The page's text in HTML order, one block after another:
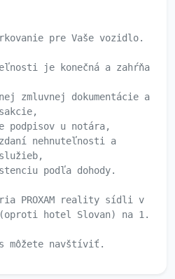
pre Vaše vozidlo.
je konečná a zahŕňa
zmluvnej dokumentácie a
podpisov u notára,
nehnuteľnosti a
podľa dohody.
PROXAM reality sídli v
hotel Slovan) na 1.